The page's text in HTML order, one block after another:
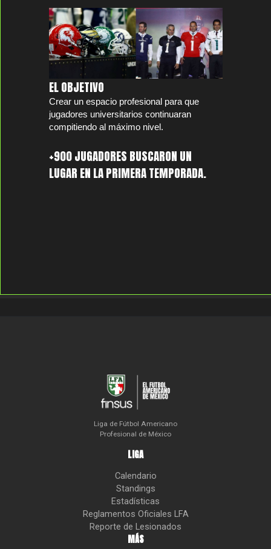
EL OBJETIVO
Crear un espacio profesional para que
jugadores universitarios continuaran
compitiendo al máximo nivel.
+900 JUGADORES BUSCARON UN
LUGAR EN LA PRIMERA TEMPORADA.
Liga de Fútbol Americano
Profesional de México
LIGA
Calendario
Standings
Estadísticas
Reglamentos Oficiales LFA
Reporte de Lesionados
MÁS